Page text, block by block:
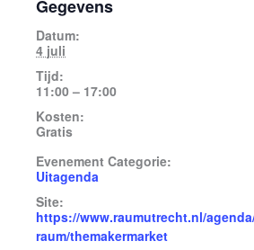
Gegevens
Datum:
4 juli
Tijd:
11:00 – 17:00
Kosten:
Gratis
Evenement Categorie:
Uitagenda
Site:
https://www.raumutrecht.nl/
raum/themakermarket